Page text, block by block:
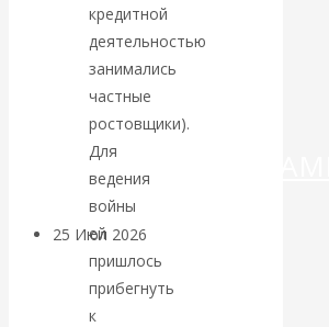
ДЕНЕГ»: КИТАЙ
ВЕДЁТ БОРЬБУ
КРИПТОВАЛЮТАМИ
25 Июл 2026
Валентин
кредитной
деятельностью
занимались
частные
ростовщики).
Для
ведения
войны
ей
пришлось
прибегнуть
к